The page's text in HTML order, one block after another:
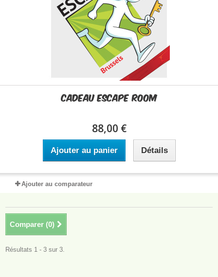
Cadeau Escape Room
88,00 €
Ajouter au panier Détails
Ajouter au comparateur
Comparer (0)
Résultats 1 - 3 sur 3.